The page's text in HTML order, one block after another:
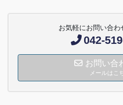
お気軽にお問い合わ
042-
お問い合
メールはこ